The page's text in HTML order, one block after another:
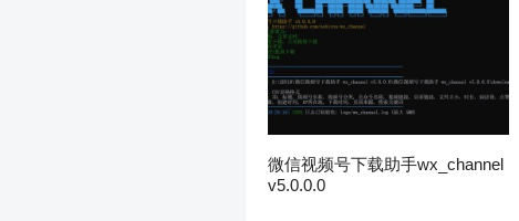
微信视频号下载助手wx_channel
v5.0.0.0